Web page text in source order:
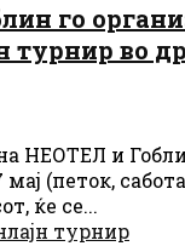
го
турнир во
НЕОТЕЛ и
мај (петок,
ќе се...
турнир